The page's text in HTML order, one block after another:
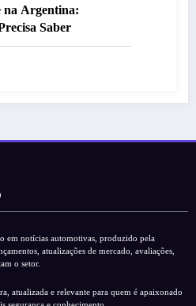
na Argentina:
Saber
em notícias automotivas, produzido pela
atualizações de mercado, avaliações,
o setor.
atualizada e relevante para quem é apaixonado